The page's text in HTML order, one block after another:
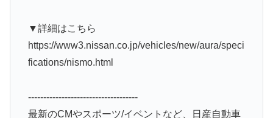
▼詳細はこちら
https://www3.nissan.co.jp/vehicles/new/aura/speci
fications/nismo.html
‐‐‐‐‐‐‐‐‐‐‐‐‐‐‐‐‐‐‐‐‐‐‐‐‐‐‐‐‐‐‐‐‐‐‐‐
最新のCMやスポーツ/イベントなど、日産自動車